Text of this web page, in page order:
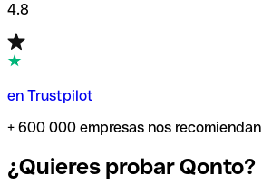
4.8
en Trustpilot
+ 600 000 empresas nos recomiendan
¿Quieres probar Qonto?